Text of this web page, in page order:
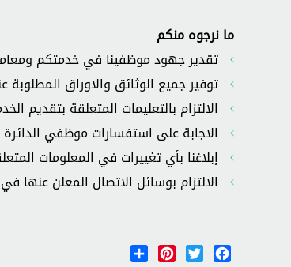
ما نرجوه منكم
تقدير جهود موظفينا في خدمتكم
توفير جميع الوثائق والاوراق المطلوبة
الالتزام بالتعليمات المتعلقة بتقديم
الاجابة على استفسارات موظفي
إبلاغنا بأي تغييرات في المعلومات
الالتزام بوسائل الاتصال المعلن
Facebook
Twitter
Pinterest